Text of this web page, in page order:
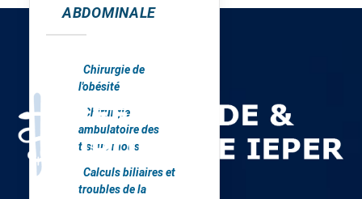
ABDOMINALE
Chirurgie de
l'obésité
Chirurgie
ambulatoire des
tissus mous
Calculs biliaires et
troubles de la